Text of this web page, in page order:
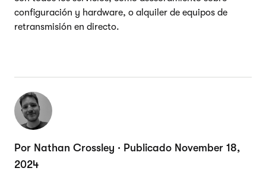
configuración y hardware, o alquiler de equipos de
retransmisión en directo.
Por Nathan Crossley · Publicado November 18,
2024